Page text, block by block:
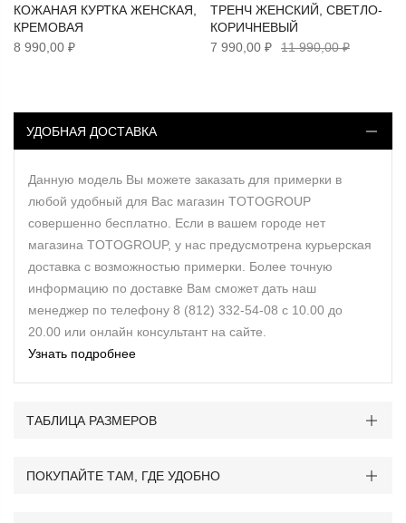
КОЖАНАЯ КУРТКА ЖЕНСКАЯ,
КРЕМОВАЯ
8 990,00 ₽
ТРЕНЧ ЖЕНСКИЙ, СВЕТЛО-
КОРИЧНЕВЫЙ
7 990,00 ₽
11 990,00 ₽
УДОБНАЯ ДОСТАВКА
Данную модель Вы можете заказать для примерки в
любой удобный для Вас магазин TOTOGROUP
совершенно бесплатно. Если в вашем городе нет
магазина TOTOGROUP, у нас предусмотрена курьерская
доставка с возможностью примерки. Более точную
информацию по доставке Вам сможет дать наш
менеджер по телефону 8 (812) 332-54-08 с 10.00 до
20.00 или онлайн консультант на сайте.
Узнать подробнее
ТАБЛИЦА РАЗМЕРОВ
ПОКУПАЙТЕ ТАМ, ГДЕ УДОБНО